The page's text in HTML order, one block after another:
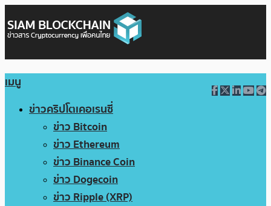
เมนู
ข่าวคริปโตเคอเรนซี่
ข่าว Bitcoin
ข่าว Ethereum
ข่าว Binance Coin
ข่าว Dogecoin
ข่าว Ripple (XRP)